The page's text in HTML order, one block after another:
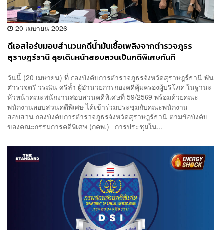
20 เมษายน 2026
ดีเอสไอรับมอบสำนวนคดีน้ำมันเชื้อเพลิงจากตำรวจภูธร
สุราษฎร์ธานี ลุยเดินหน้าสอบสวนเป็นคดีพิเศษทันที
วันนี้ (20 เมษายน) ที่ กองบังคับการตำรวจภูธรจังหวัดสุราษฎร์ธานี พัน
ตำรวจตรี วรณัน ศรีล้ำ ผู้อำนวยการกองคดีคุ้มครองผู้บริโภค ในฐานะ
หัวหน้าคณะพนักงานสอบสวนคดีพิเศษที่ 59/2569 พร้อมด้วยคณะ
พนักงานสอบสวนคดีพิเศษ ได้เข้าร่วมประชุมกับคณะพนักงาน
สอบสวน กองบังคับการตำรวจภูธรจังหวัดสุราษฎร์ธานี ตามข้อบังคับ
ของคณะกรรมการคดีพิเศษ (กคพ.) การประชุมใน...